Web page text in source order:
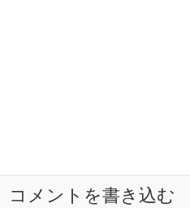
コメントを書き込む